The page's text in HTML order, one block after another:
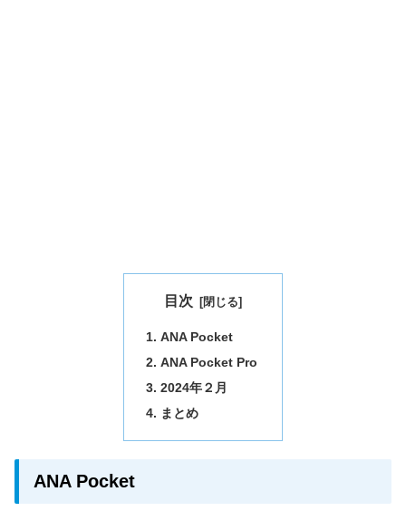
目次
ANA Pocket
ANA Pocket Pro
2024年２月
まとめ
ANA Pocket